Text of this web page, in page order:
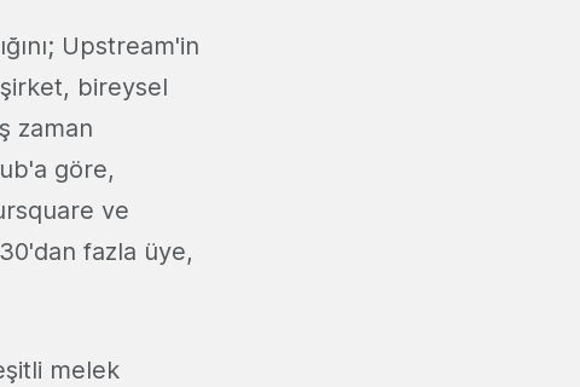
Upstream'in
bireysel
zaman
göre,
ve
fazla üye,
melek